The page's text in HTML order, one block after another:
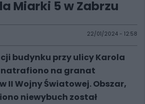
Miarki 5 w Zabrzu
22/01/2024 - 12:58
budynku przy ulicy Karola
natrafiono na granat
II Wojny Światowej. Obszar,
niewybuch został